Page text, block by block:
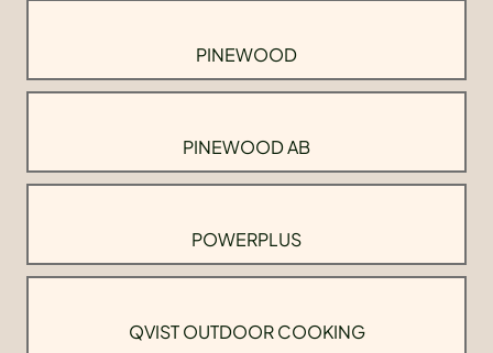
PINEWOOD
PINEWOOD AB
POWERPLUS
QVIST OUTDOOR COOKING